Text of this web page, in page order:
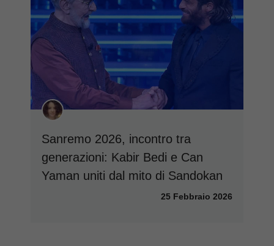
Sanremo 2026, incontro tra
generazioni: Kabir Bedi e Can
Yaman uniti dal mito di Sandokan
25 Febbraio 2026